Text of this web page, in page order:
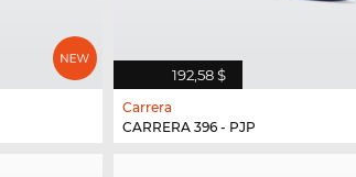
192,58 $
Carrera
CARRERA 396 - PJP